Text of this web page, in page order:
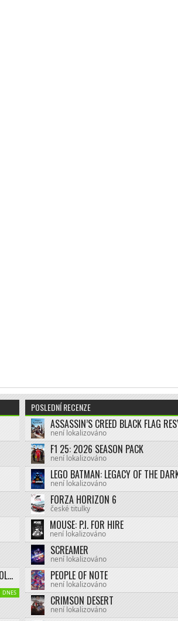
METAL GEAR SOLID: MASTER COLLECTION VOL.2
DNES
POSLEDNÍ RECENZE
není lokalizováno
F1 25: 2026 SEASON PACK
není lokalizováno
není lokalizováno
FORZA HORIZON 6
české titulky
MOUSE: P.I. FOR HIRE
není lokalizováno
SCREAMER
není lokalizováno
PEOPLE OF NOTE
není lokalizováno
CRIMSON DESERT
není lokalizováno